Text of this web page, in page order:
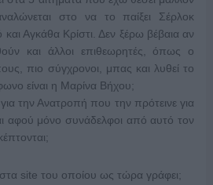
στο να το παίξει Σέρλοκ
Αγκάθα Κρίστι. Δεν ξέρω βέβαια αν
και άλλοι επιθεωρητές, όπως ο
πιο σύγχρονοι, μπας και λυθεί το
είναι η Μαρίνα Βήχου;
την Ανατροπή που την πρότεινε για
αφού μόνο συνάδελφοι από αυτό τον
site του οποίου ως τώρα γράφει;